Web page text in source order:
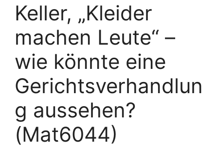
Keller, „Kleider
machen Leute“ –
wie könnte eine
Gerichtsverhandlun
g aussehen?
(Mat6044)